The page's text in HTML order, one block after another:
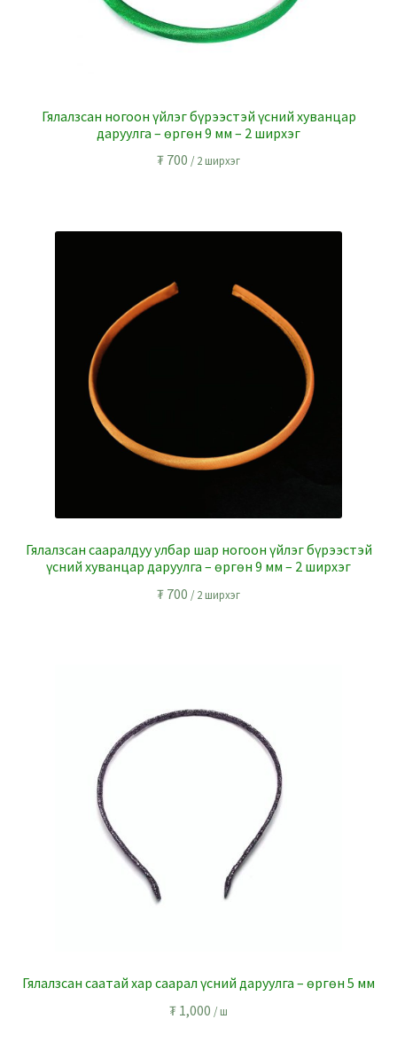
Гялалзсан ногоон үйлэг бүрээстэй үсний хуванцар
даруулга – өргөн 9 мм – 2 ширхэг
₮ 700 / 2 ширхэг
Гялалзсан сааралдуу улбар шар ногоон үйлэг бүрээстэй
үсний хуванцар даруулга – өргөн 9 мм – 2 ширхэг
₮ 700 / 2 ширхэг
Гялалзсан саатай хар саарал үсний даруулга – өргөн 5 мм
₮ 1,000 / ш